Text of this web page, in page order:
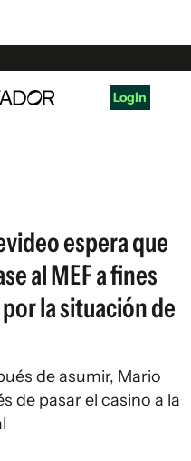
Login
espera que
al MEF a fines
la situación de
de asumir, Mario
de pasar el casino a la